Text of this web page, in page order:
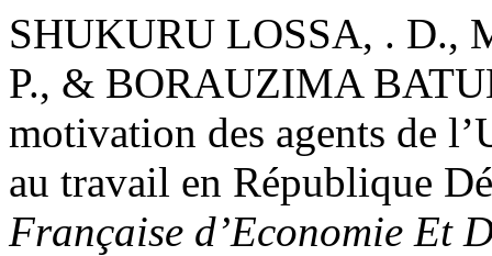
SHUKURU LOSSA, . D.,
P., & BORAUZIMA
motivation des agents de
au travail en République
Française d’Economie Et